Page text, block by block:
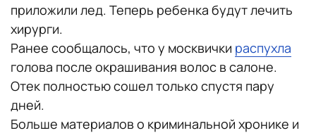
приложили лед. Теперь ребенка будут лечить
хирурги.
Ранее сообщалось, что у москвички распухла
голова после окрашивания волос в салоне.
Отек полностью сошел только спустя пару
дней.
Больше материалов о криминальной хронике и